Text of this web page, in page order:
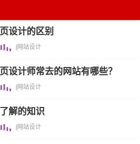
设计的区别
网站设计
设计师常去的网站有哪些？
网站设计
解的知识
网站设计